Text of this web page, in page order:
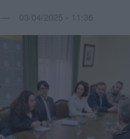
03/04/2025 - 11:36